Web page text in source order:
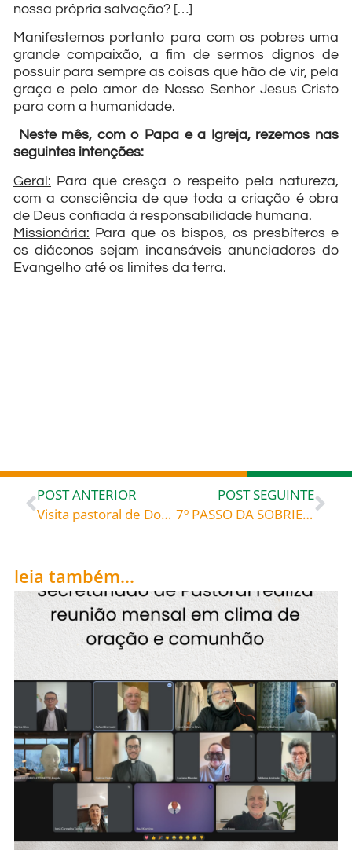
nossa própria salvação? […]
Manifestemos portanto para com os pobres uma
grande compaixão, a fim de sermos dignos de
possuir para sempre as coisas que hão de vir, pela
graça e pelo amor de Nosso Senhor Jesus Cristo
para com a humanidade.
Neste mês, com o Papa e a Igreja, rezemos nas
seguintes intenções:
Geral: Para que cresça o respeito pela natureza,
com a consciência de que toda a criação é obra
de Deus confiada à responsabilidade humana.
Missionária: Para que os bispos, os presbíteros e
os diáconos sejam incansáveis anunciadores do
Evangelho até os limites da terra.
POST ANTERIOR
Visita pastoral de Dom José à Comunidade Santa Maria, Paróquia-Santuário NSra. Aparecida, Blumenau
POST SEGUINTE
7º PASSO DA SOBRIEDADE: Senhor, reparo financeira e moralmente a todos que na minha dependência eu prejudiquei
leia também...